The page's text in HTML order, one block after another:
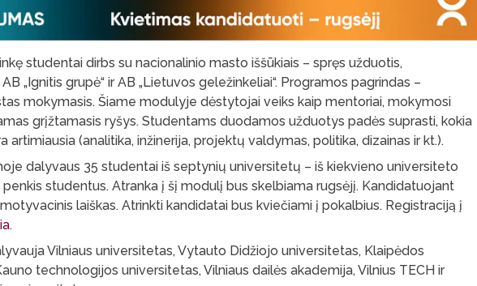
studentai dirbs su nacionalinio masto iššūkiais – spręs užduotis,
„Ignitis grupė“ ir AB „Lietuvos geležinkeliai“. Programos pagrindas –
mokymasis. Šiame modulyje dėstytojai veiks kaip mentoriai, mokymosi
grįžtamasis ryšys. Studentams duodamos užduotys padės suprasti, kokia
artimiausia (analitika, inžinerija, projektų valdymas, politika, dizainas ir kt.).
dalyvaus 35 studentai iš septynių universitetų – iš kiekvieno universiteto
penkis studentus. Atranka į šį modulį bus skelbiama rugsėjį. Kandidatuojant
laiškas. Atrinkti kandidatai bus kviečiami į pokalbius. Registraciją į
.
Vilniaus universitetas, Vytauto Didžiojo universitetas, Klaipėdos
technologijos universitetas, Vilniaus dailės akademija, Vilnius TECH ir